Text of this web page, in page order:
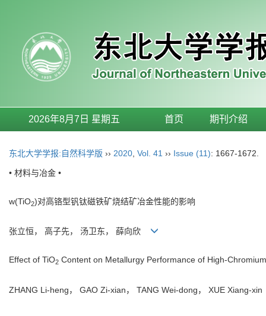
2026年8月7日 星期五 首页 期刊介绍
东北大学学报:自然科学版 ›› 2020 Vol. 41 ›› Issue (11): 1667-1672.
• 材料与冶金 •
w(TiO2)对高铬型钒钛磁铁矿烧结矿冶金性能的影响
张立恒， 高子先， 汤卫东， 薛向欣
Effect of TiO2 Content on Metallurgy Performance of High-
ZHANG Li-heng， GAO Zi-xian， TANG Wei-dong， XUE Xiang-